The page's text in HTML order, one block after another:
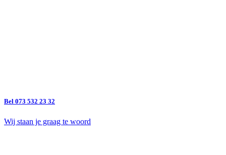
Bel 073 532 23 32
Wij staan je graag te woord